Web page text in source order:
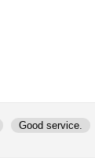
Good service.